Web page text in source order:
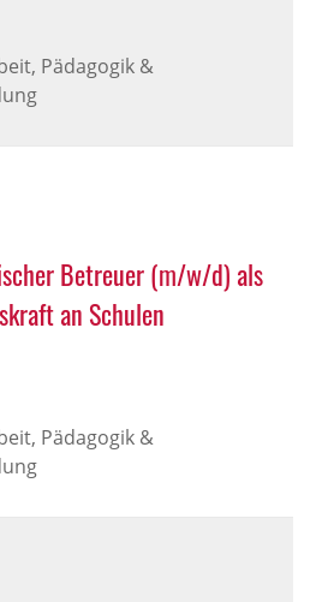
Pädagogik &
Betreuer (m/w/d) als
an Schulen
Pädagogik &